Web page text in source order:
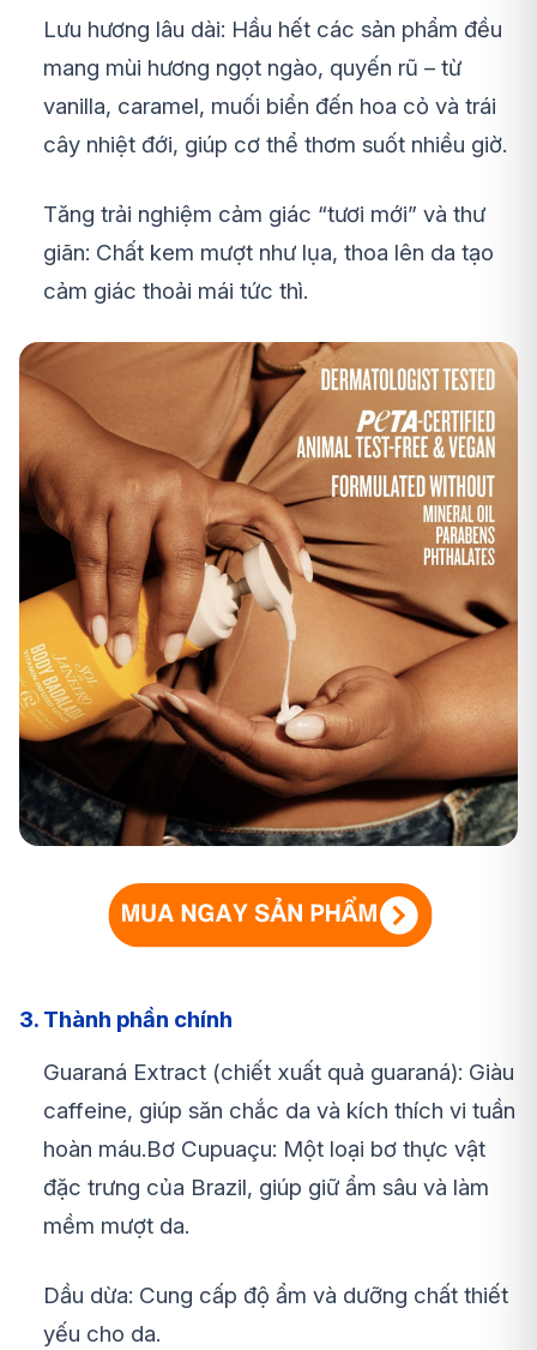
Lưu hương lâu dài: Hầu hết các sản phẩm đều
mang mùi hương ngọt ngào, quyến rũ – từ
vanilla, caramel, muối biển đến hoa cỏ và trái
cây nhiệt đới, giúp cơ thể thơm suốt nhiều giờ.
Tăng trải nghiệm cảm giác “tươi mới” và thư
giãn: Chất kem mượt như lụa, thoa lên da tạo
cảm giác thoải mái tức thì.
3. Thành phần chính
Guaraná Extract (chiết xuất quả guaraná): Giàu
caffeine, giúp săn chắc da và kích thích vi tuần
hoàn máu.Bơ Cupuaçu: Một loại bơ thực vật
đặc trưng của Brazil, giúp giữ ẩm sâu và làm
mềm mượt da.
Dầu dừa: Cung cấp độ ẩm và dưỡng chất thiết
yếu cho da.